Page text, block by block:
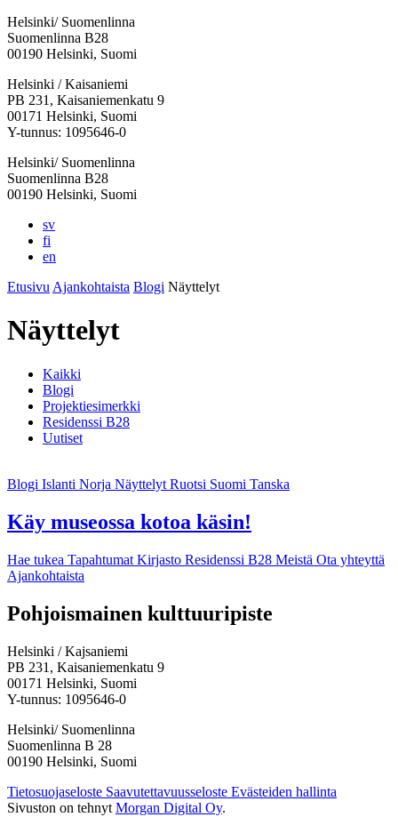
Helsinki/ Suomenlinna
Suomenlinna B28
00190 Helsinki, Suomi
Facebook:
Avataan
uuteen
välilehteen
Instagram:
Avataan
uuteen
välilehteen
TikTok:
Avataan
uuteen
välilehteen
Youtube:
Avataan
uuteen
välilehteen
Vimeo:
Avataan
uuteen
välilehteen
Helsinki / Kaisaniemi
PB 231, Kaisaniemenkatu 9
00171 Helsinki, Suomi
Y-tunnus: 1095646-0
Helsinki/ Suomenlinna
Suomenlinna B28
00190 Helsinki, Suomi
sv
fi
en
Etusivu Ajankohtaista Blogi Näyttelyt
Näyttelyt
Kaikki
Blogi
Projektiesimerkki
Residenssi B28
Uutiset
Blogi Islanti Norja Näyttelyt Ruotsi Suomi Tanska
Käy museossa kotoa käsin!
Hae tukea Tapahtumat Kirjasto Residenssi B28 Meistä Ota yhteyttä
Ajankohtaista
Facebook:
Avataan
välilehteen
Instagram:
Avataan
välilehteen
TikTok:
Avataan
välilehteen
Youtube:
Avataan
välilehteen
Vimeo:
Avataan
välilehteen
Pohjoismainen kulttuuripiste
Helsinki / Kajsaniemi
PB 231, Kaisaniemenkatu 9
00171 Helsinki, Suomi
Y-tunnus: 1095646-0
Helsinki/ Suomenlinna
Suomenlinna B 28
00190 Helsinki, Suomi
Tietosuojaseloste Saavutettavuusseloste Evästeiden hallinta
Sivuston on tehnyt Morgan Digital Oy.